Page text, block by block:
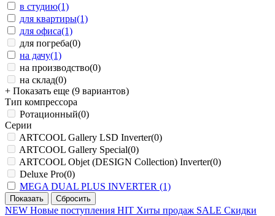
в студию(1)
для квартиры(1)
для офиса(1)
для погреба(0)
на дачу(1)
на производство(0)
на склад(0)
+ Показать еще (9 вариантов)
Тип компрессора
Ротационный(0)
Серии
ARTCOOL Gallery LSD Inverter(0)
ARTCOOL Gallery Special(0)
ARTCOOL Objet (DESIGN Collection) Inverter(0)
Deluxe Pro(0)
MEGA DUAL PLUS INVERTER (1)
NEW Новые поступления HIT Хиты продаж SALE Скидки